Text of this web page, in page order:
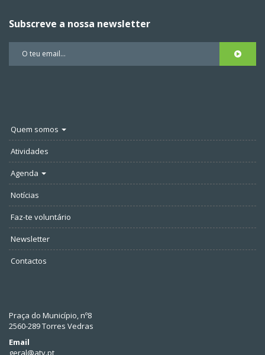
Subscreve a nossa newsletter
Quem somos
Atividades
Agenda
Notícias
Faz-te voluntário
Newsletter
Contactos
Praça do Município, nº8
2560-289 Torres Vedras
Email
geral@atv.pt